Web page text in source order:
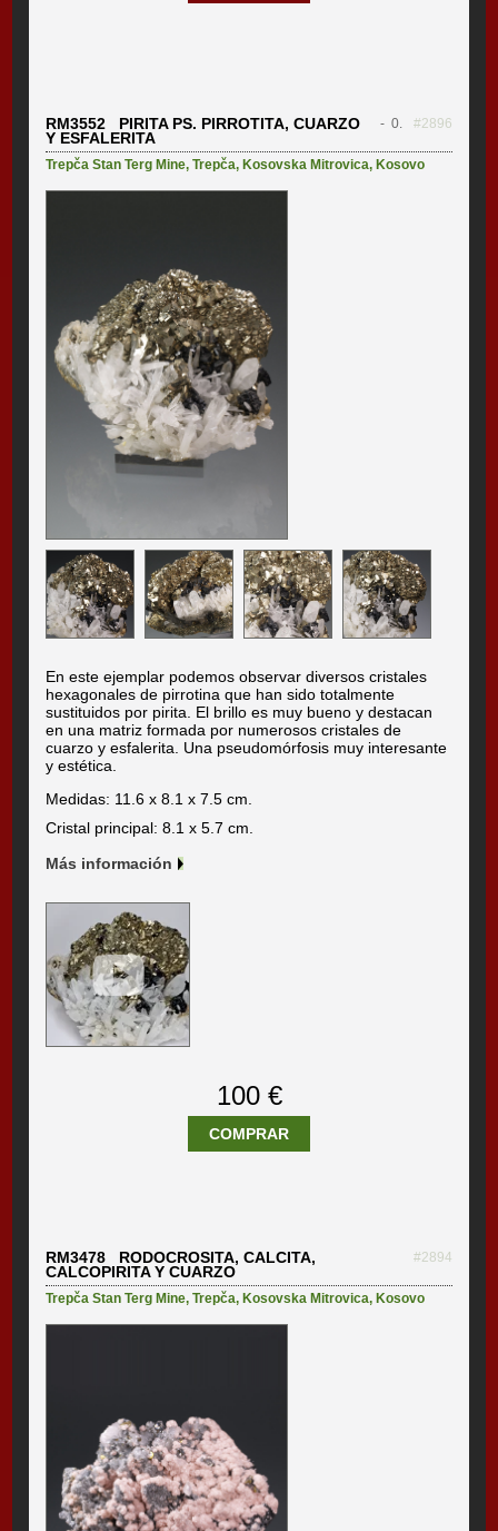
RM3552 PIRITA PS. PIRROTITA, CUARZO
Y ESFALERITA
- 0. #2896
Trepča Stan Terg Mine,Trepča, Kosovska Mitrovica, Kosovo
En este ejemplar podemos observar diversos cristales
hexagonales de pirrotina que han sido totalmente
sustituidos por pirita. El brillo es muy bueno y destacan
en una matriz formada por numerosos cristales de
cuarzo y esfalerita. Una pseudomórfosis muy interesante
y estética.
Medidas: 11.6 x 8.1 x 7.5 cm.
Cristal principal: 8.1 x 5.7 cm.
Más información
100 €
COMPRAR
RM3478 RODOCROSITA, CALCITA,
CALCOPIRITA Y CUARZO
#2894
Trepča Stan Terg Mine,Trepča, Kosovska Mitrovica, Kosovo